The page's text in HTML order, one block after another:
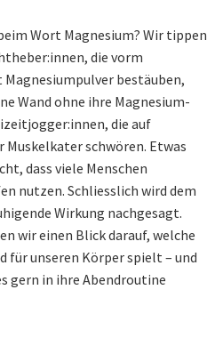
Wort Magnesium? Wir tippen
die vorm
bestäuben,
Wand ohne ihre Magnesium-
die auf
Muskelkater schwören. Etwas
dass viele Menschen
nutzen. Schliesslich wird dem
Wirkung nachgesagt.
wir einen Blick darauf, welche
für unseren Körper spielt – und
gern in ihre Abendroutine